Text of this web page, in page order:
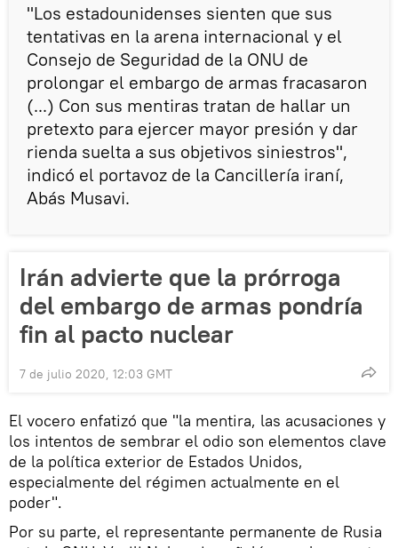
"Los estadounidenses sienten que sus
tentativas en la arena internacional y el
Consejo de Seguridad de la ONU de
prolongar el embargo de armas fracasaron
(...) Con sus mentiras tratan de hallar un
pretexto para ejercer mayor presión y dar
rienda suelta a sus objetivos siniestros",
indicó el portavoz de la Cancillería iraní,
Abás Musavi.
Irán advierte que la prórroga
del embargo de armas pondría
fin al pacto nuclear
7 de julio 2020, 12:03 GMT
El vocero enfatizó que "la mentira, las acusaciones y
los intentos de sembrar el odio son elementos clave
de la política exterior de Estados Unidos,
especialmente del régimen actualmente en el
poder".
Por su parte, el representante permanente de Rusia